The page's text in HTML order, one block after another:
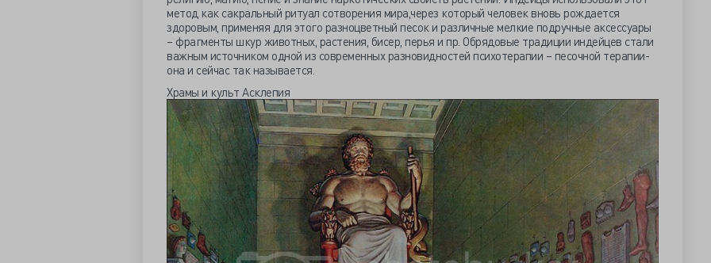
метод как сакральный ритуал сотворения мира,через который человек вновь рождается
здоровым, применяя для этого разноцветный песок и различные мелкие подручные аксессуары
– фрагменты шкур животных, растения, бисер, перья и пр. Обрядовые традиции индейцев стали
важным источником одной из современных разновидностей психотерапии – песочной терапии-
она и сейчас так называется.
Храмы и культ Асклепия